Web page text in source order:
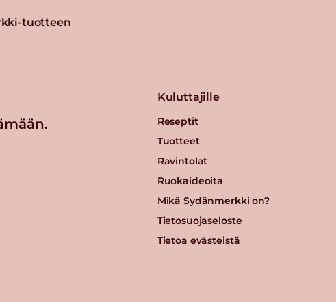
tuotteen
Kuluttajille
Reseptit
Tuotteet
Ravintolat
Ruokaideoita
Mikä Sydänmerkki on?
Tietosuojaseloste
Tietoa evästeistä